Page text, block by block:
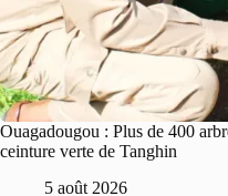
Ouagadougou : Plus de 400
ceinture verte de Tanghin
5 août 2026